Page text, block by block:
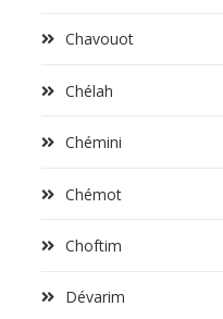
Chavouot
Chélah
Chémini
Chémot
Choftim
Dévarim